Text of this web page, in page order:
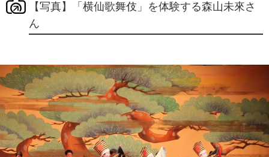
【写真】「横仙歌舞伎」を体験する森山未來さ
ん